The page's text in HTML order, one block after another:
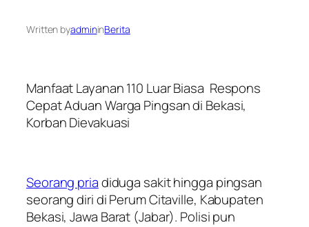
Written byadmininBerita
Manfaat Layanan 110 Luar Biasa Respons
Cepat Aduan Warga Pingsan di Bekasi,
Korban Dievakuasi
Seorang priadiduga sakit hingga pingsan
seorang diri di Perum Citaville, Kabupaten
Bekasi, Jawa Barat (Jabar). Polisi pun